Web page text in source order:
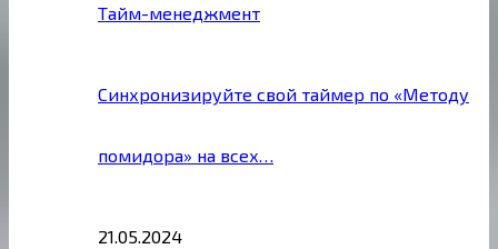
Тайм-менеджмент
Синхронизируйте свой таймер по «Методу
помидора» на всех…
21.05.2024